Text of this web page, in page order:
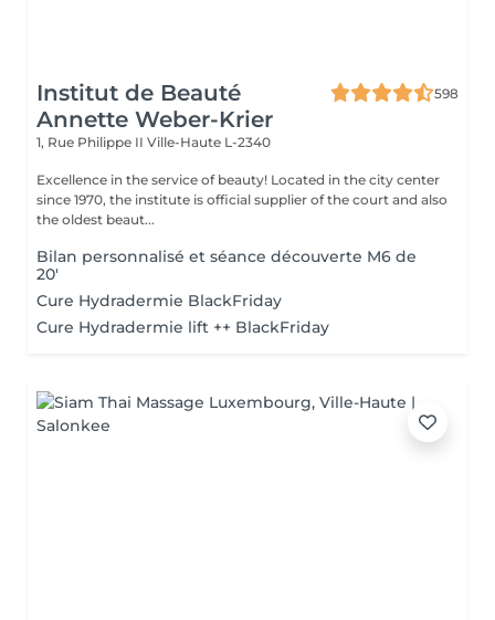
Institut de Beauté
Annette Weber-Krier
598
1, Rue Philippe II Ville-Haute L-2340
Excellence in the service of beauty! Located in the city center
since 1970, the institute is official supplier of the court and also
the oldest beaut...
Bilan personnalisé et séance découverte M6 de
20'
Cure Hydradermie BlackFriday
Cure Hydradermie lift ++ BlackFriday